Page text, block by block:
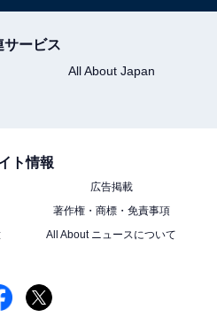
サービス
All About Japan
ト情報
広告掲載
著作権・商標・免責事項
All About ニュースについて